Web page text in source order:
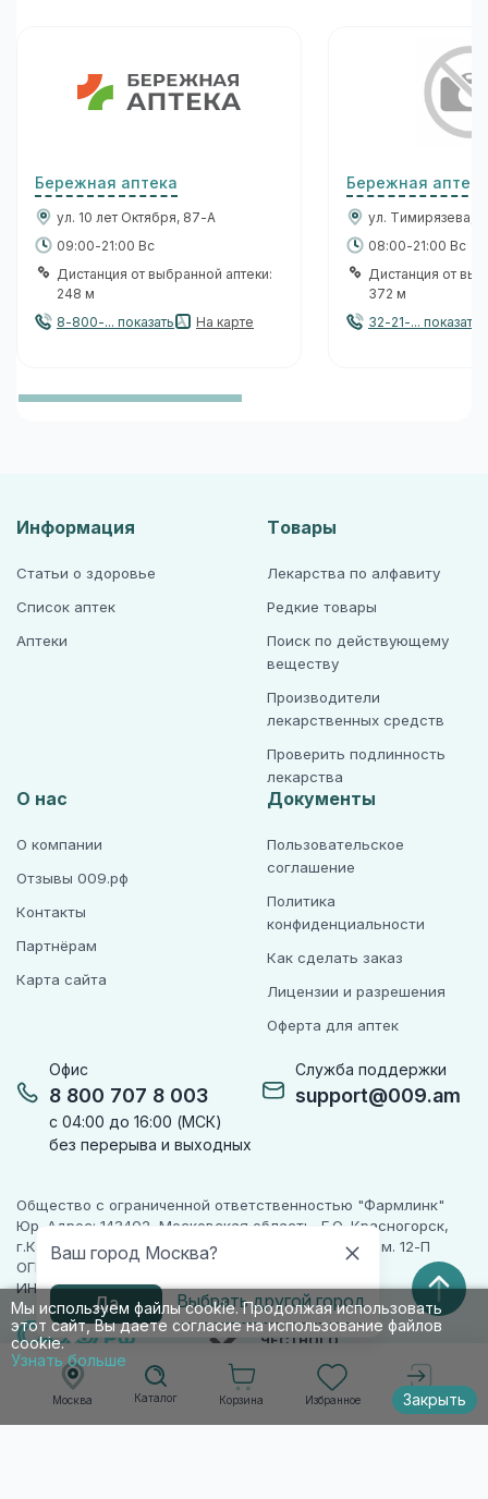
Москва
Ваш город Москва?
Да Выбрать другой город
Каталог Корзина Избранное Войти
Бережная аптека
ул. 10 лет Октября, 87-А
09:00-21:00 Вс
Дистанция от выбранной аптеки:
248 м
8-800-... показать
На карте
Бережная аптека
ул. Тимирязева, 3
08:00-21:00 Вс
Дистанция от
372 м
32-21-... показать
Мы используем файлы cookie. Продолжая использовать
этот сайт, Вы даете согласие на использование файлов
cookie.
Узнать больше
Закрыть
Офис
8 800 707 8 003
с 04:00 до 16:00 (МСК)
без перерыва и выходных
Служба поддержки
support@009.am
Информация
Статьи о здоровье
Список аптек
Аптеки
Товары
Лекарства по алфавиту
Редкие товары
Поиск по действующему
веществу
Производители
лекарственных средств
Проверить подлинность
лекарства
О нас
О компании
Отзывы 009.рф
Контакты
Партнёрам
Карта сайта
Документы
Пользовательское
соглашение
Политика
конфиденциальности
Как сделать заказ
Лицензии и разрешения
Оферта для аптек
Общество с ограниченной ответственностью "Фармлинк"
Юр. Адрес: 143402, Московская область, Г.О. Красногорск,
г.Красногорск, ул. Жуковского, д. 17, помещ. III, ком. 12-П
ОГРН 1225000071955
ИНН 5024223277
ПАРТНЕР
ЧЕСТНОГО